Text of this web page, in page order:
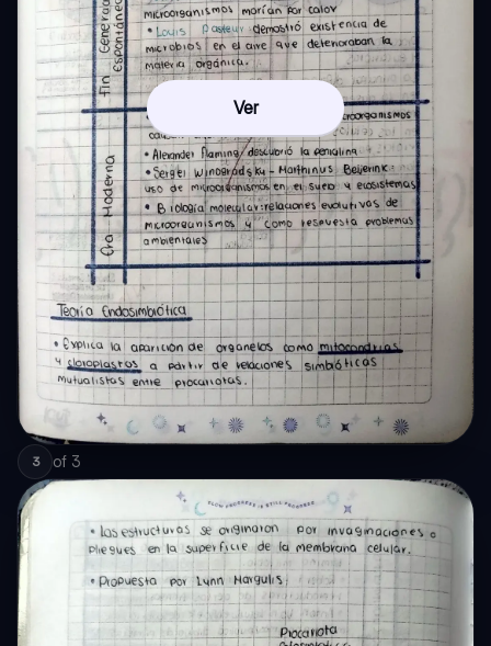
Ver
3 of 3